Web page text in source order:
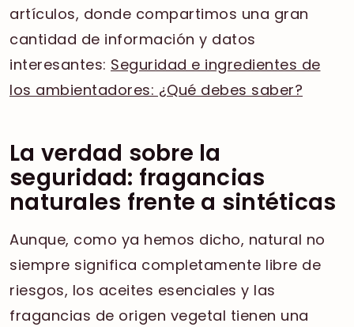
artículos, donde compartimos una gran
cantidad de información y datos
interesantes: Seguridad e ingredientes de
los ambientadores: ¿Qué debes saber?
La verdad sobre la
seguridad: fragancias
naturales frente a sintéticas
Aunque, como ya hemos dicho, natural no
siempre significa completamente libre de
riesgos, los aceites esenciales y las
fragancias de origen vegetal tienen una